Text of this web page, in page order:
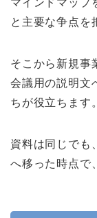
と主要な争点を
そこから新規事
会議用の説明文
ちが役立ちます。
資料は同じでも
へ移った時点で